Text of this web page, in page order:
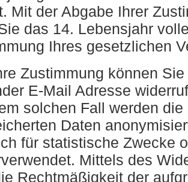
Mit der Abgabe Ihrer
das 14. Lebensjahr
Ihres gesetzlichen
Zustimmung können
E-Mail Adresse
solchen Fall werden
Daten
für statistische Zwecke
Mittels des
Rechtmäßigkeit der